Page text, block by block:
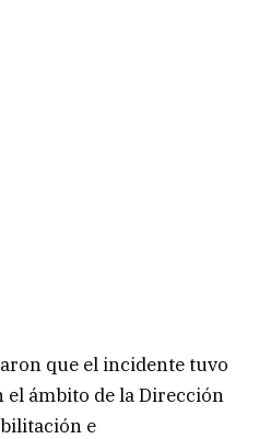
que el incidente tuvo
el ámbito de la Dirección
e